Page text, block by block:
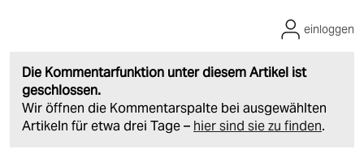
Die Kommentarfunktion unter diesem Artikel ist
geschlossen.
Wir öffnen die Kommentarspalte bei ausgewählten
Artikeln für etwa drei Tage – hier sind sie zu finden.
einloggen